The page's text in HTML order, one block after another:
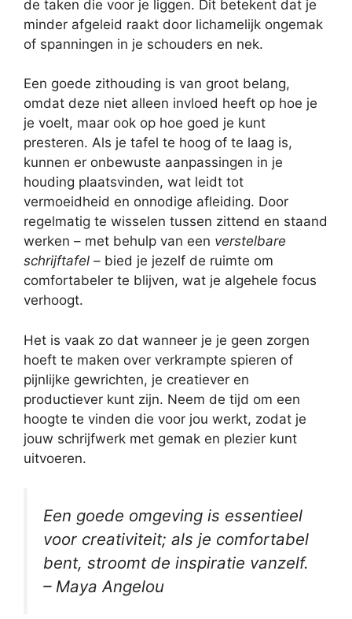
de taken die voor je liggen. Dit betekent dat je
minder afgeleid raakt door lichamelijk ongemak
of spanningen in je schouders en nek.
Een goede zithouding is van groot belang,
omdat deze niet alleen invloed heeft op hoe je
je voelt, maar ook op hoe goed je kunt
presteren. Als je tafel te hoog of te laag is,
kunnen er onbewuste aanpassingen in je
houding plaatsvinden, wat leidt tot
vermoeidheid en onnodige afleiding. Door
regelmatig te wisselen tussen zittend en staand
werken – met behulp van een verstelbare
schrijftafel – bied je jezelf de ruimte om
comfortabeler te blijven, wat je algehele focus
verhoogt.
Het is vaak zo dat wanneer je je geen zorgen
hoeft te maken over verkrampte spieren of
pijnlijke gewrichten, je creatiever en
productiever kunt zijn. Neem de tijd om een
hoogte te vinden die voor jou werkt, zodat je
jouw schrijfwerk met gemak en plezier kunt
uitvoeren.
Een goede omgeving is essentieel
voor creativiteit; als je comfortabel
bent, stroomt de inspiratie vanzelf.
– Maya Angelou